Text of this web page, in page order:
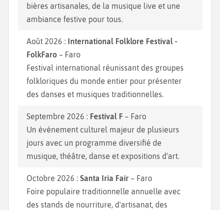
bières artisanales, de la musique live et une
ambiance festive pour tous.
Août 2026 : International Folklore Festival -
FolkFaro – Faro
Festival international réunissant des groupes
folkloriques du monde entier pour présenter
des danses et musiques traditionnelles.
Septembre 2026 : Festival F – Faro
Un événement culturel majeur de plusieurs
jours avec un programme diversifié de
musique, théâtre, danse et expositions d'art.
Octobre 2026 : Santa Iria Fair – Faro
Foire populaire traditionnelle annuelle avec
des stands de nourriture, d'artisanat, des